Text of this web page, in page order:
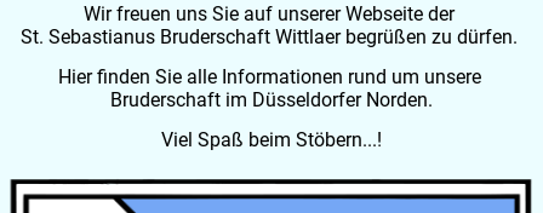
Wir freuen uns Sie auf unserer Webseite der
St. Sebastianus Bruderschaft Wittlaer begrüßen zu dürfen.
Hier finden Sie alle Informationen rund um unsere
Bruderschaft im Düsseldorfer Norden.
Viel Spaß beim Stöbern...!